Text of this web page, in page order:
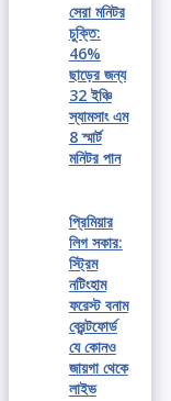
সেরা মনিটর
চুক্তি:
46%
ছাড়ের জন্য
32 ইঞ্চি
স্যামসাং এম
8 স্মার্ট
মনিটর পান
প্রিমিয়ার
লিগ সকার:
স্ট্রিম
নটিংহাম
ফরেস্ট বনাম
ব্রেন্টফোর্ড
যে কোনও
জায়গা থেকে
লাইভ